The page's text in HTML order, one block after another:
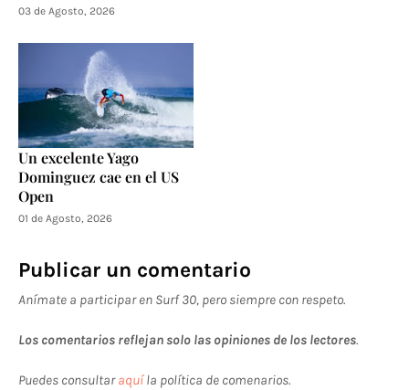
03 de Agosto, 2026
Un excelente Yago
Dominguez cae en el US
Open
01 de Agosto, 2026
Publicar un comentario
Anímate a participar en Surf 30, pero siempre con respeto.
Los comentarios reflejan solo las opiniones de los lectores.
Puedes consultaraquíla política de comenarios.